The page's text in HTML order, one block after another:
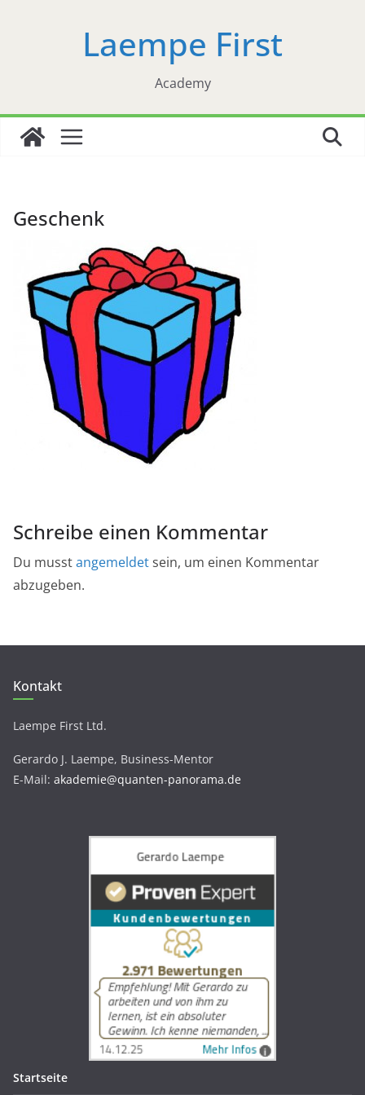
Laempe First
Academy
Geschenk
Schreibe einen Kommentar
Du musstangemeldetsein, um einen Kommentar
abzugeben.
Kontakt
Laempe First Ltd.
Gerardo J. Laempe, Business-Mentor
E-Mail: akademie@quanten-panorama.de
Startseite